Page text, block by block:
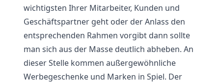
wichtigsten Ihrer Mitarbeiter, Kunden und
Geschäftspartner geht oder der Anlass den
entsprechenden Rahmen vorgibt dann sollte
man sich aus der Masse deutlich abheben. An
dieser Stelle kommen außergewöhnliche
Werbegeschenke und Marken in Spiel. Der